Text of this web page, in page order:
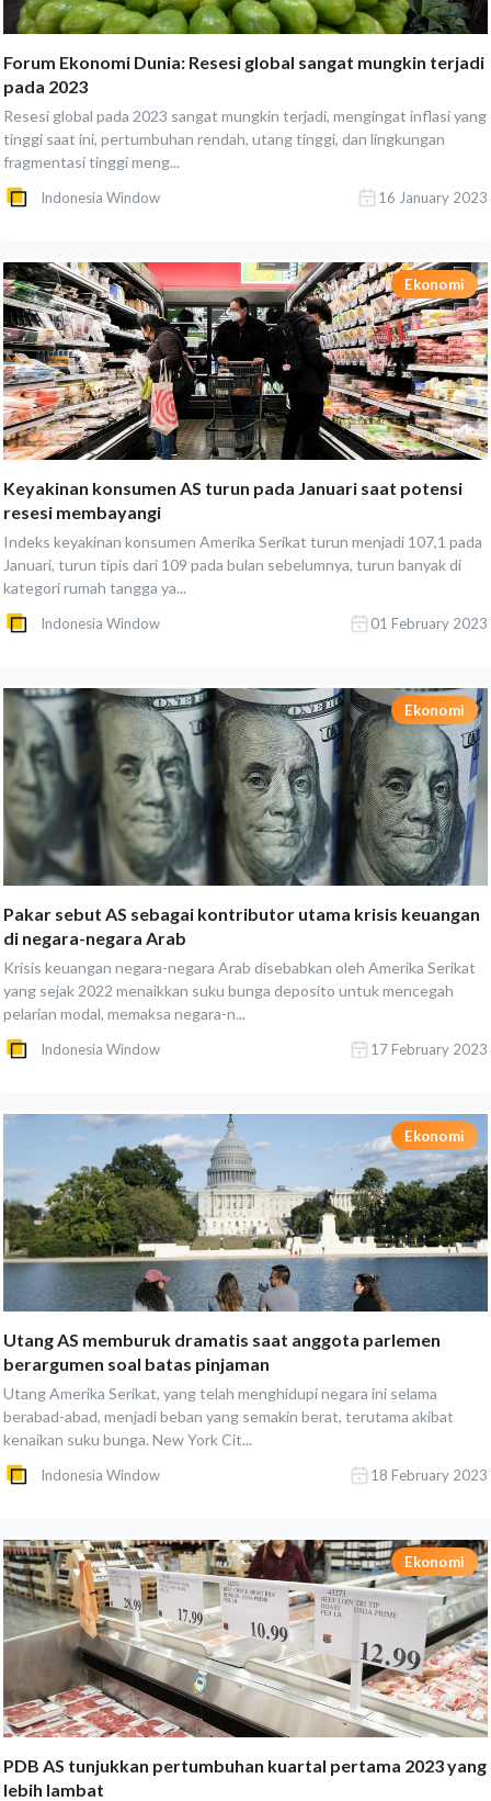
Forum Ekonomi Dunia: Resesi global sangat mungkin terjadi
pada 2023
Resesi global pada 2023 sangat mungkin terjadi, mengingat inflasi yang
tinggi saat ini, pertumbuhan rendah, utang tinggi, dan lingkungan
fragmentasi tinggi meng...
Indonesia Window 16 January 2023
Ekonomi
Keyakinan konsumen AS turun pada Januari saat potensi
resesi membayangi
Indeks keyakinan konsumen Amerika Serikat turun menjadi 107,1 pada
Januari, turun tipis dari 109 pada bulan sebelumnya, turun banyak di
kategori rumah tangga ya...
Indonesia Window 01 February 2023
Ekonomi
Pakar sebut AS sebagai kontributor utama krisis keuangan
di negara-negara Arab
Krisis keuangan negara-negara Arab disebabkan oleh Amerika Serikat
yang sejak 2022 menaikkan suku bunga deposito untuk mencegah
pelarian modal, memaksa negara-n...
Indonesia Window 17 February 2023
Ekonomi
Utang AS memburuk dramatis saat anggota parlemen
berargumen soal batas pinjaman
Utang Amerika Serikat, yang telah menghidupi negara ini selama
berabad-abad, menjadi beban yang semakin berat, terutama akibat
kenaikan suku bunga. New York Cit...
Indonesia Window 18 February 2023
Ekonomi
PDB AS tunjukkan pertumbuhan kuartal pertama 2023 yang
lebih lambat